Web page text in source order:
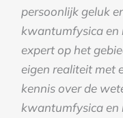
persoonlijk geluk
kwantumfysica en
expert op het
eigen realiteit met
kennis over de
kwantumfysica en